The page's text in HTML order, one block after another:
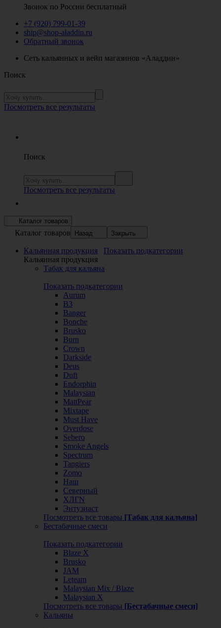
Звонок по России бесплатный
+7 (920) 799-01-39
ship@shop-aladdin.ru
Обратный звонок
Сеть кальянных и вейп магазинов «Аладдин»
Поиск
Посмотреть все результаты
Поиск
Посмотреть все результаты
Каталог товаров
Каталог товаров Назад Закрыть
Кальянная продукция
Показать подкатегории
Кальянная продукция
Табак для кальяна
Показать подкатегории
Aurum
B3
Banger
Bonche
Brusko
Burn
Crown
Darkside
Deus
Duft
Endorphin
Malaysian
MattPear
Mixtape
Must Have
Overdose
Sebero
Smoke Angels
Spectrum
Tangiers
Zomo
Наш
Северный
ХЛГN
Энтузиаст
Посмотреть все товары [Табак для кальяна]
Бестабачные смеси
Показать подкатегории
Blaze X
Brusko
JAM
Leteam
Malaysian Mix / Blaze
Malaysian X
Посмотреть все товары [Бестабачные смеси]
Кальяны